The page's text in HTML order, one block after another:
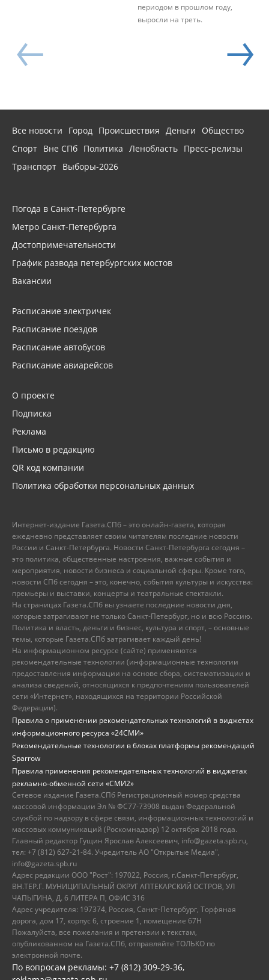
периодом в прошлом году,
выросли на треть.
Все новости Город Происшествия Деньги
Общество
Спорт Вне СПб Политика Ленобласть Пресс-релизы
Транспорт Выборы-2026
Погода в Санкт-Петербурге
Метро Санкт-Петербурга
Достопримечательности
График развода петербургских мостов
Вакансии
Расписание электричек
Расписание поездов
Расписание автобусов
Расписание авиарейсов
О проекте
Подписка
Реклама
Письмо в редакцию
QR код компании
Политика обработки персональных данных
Интернет-издание Газета.СПб – это онлайн-газета, которая
ежедневно представляет своим читателям последние новости
России и Санкт-Петербурга. Новости Санкт-Петербурга сегодня –
это политика, общественные настроения, важные события и
мероприятия, новости бизнеса и социальной сферы. Кроме того,
новости СПб сегодня – это, конечно, события культуры и искусства:
премьеры и выставки, концерты и театральные спектакли.
На страницах Газета.СПб вы узнаете последние новости дня,
которые затрагивают не только Санкт-Петербург, но и всю Россию.
Политика и власть, деньги и бизнес, культура и спорт, – основные
темы, которые Газета.СПб затрагивает каждый день!
На информационном ресурсе (сайте) применяются
рекомендательные технологии (информационные технологии
предоставления информации на основе сбора, систематизации и
анализа сведений, относящихся к предпочтениям пользователей
сети «Интернет», находящихся на территории Российской
Федерации).
Правила о применении рекомендательных технологий в виджетах
информационного ресурса «24СМИ»
Рекомендательные технологии в блоках платформы рекомендаций
Sparrow
Правила применения рекомендательных технологий в виджетах
рекламно-обменной сети «СМИ2»
Сетевое издание Газета.СПб Регистрационный номер средства
массовой информации Эл № ФС77-73908 выдан Федеральной
службой по надзору в сфере связи, информационных технологий и
массовых коммуникаций (Роскомнадзор) 12 октября 2018 года.
Главный редактор Гущин Ярослав Алексеевич, info@gazeta.spb.ru,
тел: +7 (812) 627-21-84. Учредитель АО "Открытые Медиа",
info@gazeta.spb.ru
Адрес редакции ООО "Рост": 197022, Россия, г.Санкт-Петербург,
ВН.ТЕР.Г. МУНИЦИПАЛЬНЫЙ ОКРУГ АПТЕКАРСКИЙ ОСТРОВ, УЛ
ЧАПЫГИНА, Д. 6 ЛИТЕРА П, ОФИС 316
Адрес учредителя: 197374, Россия, Санкт-Петербург, Торфяная
дорога, дом 17, корпус 6, строение 1, помещение 67Н
Пожалуйста, все пожелания и претензии к текстам,
опубликованном на Газета.СПб, отправляйте ТОЛЬКО по
электронной почте.
По вопросам рекламы: +7 (812) 309-29-36,